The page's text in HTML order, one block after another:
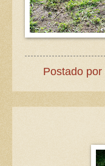
Postado por